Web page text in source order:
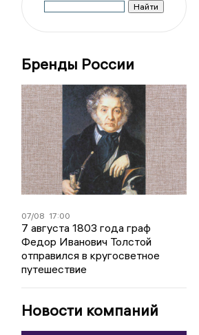
Бренды России
07/08 17:00
7 августа 1803 года граф
Федор Иванович Толстой
отправился в кругосветное
путешествие
Новости компаний